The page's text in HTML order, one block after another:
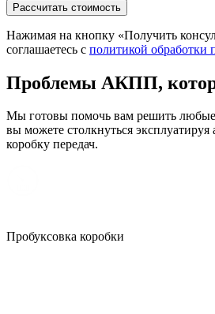
Рассчитать стоимость
Нажимая на кнопку «Получить
соглашаетесь с политикой обработки
Проблемы АКПП,
Мы готовы помочь вам решить
вы можете столкнуться эксплуатируя
коробку передач.
Пробуксовка коробки